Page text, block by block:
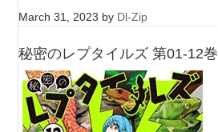
March 31, 2023 by Dl-Zip
秘密のレプタイルズ 第01-12巻